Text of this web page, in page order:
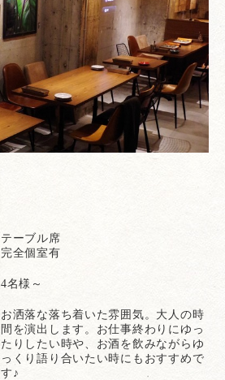
テーブル席
完全個室有
4名様～
お洒落な落ち着いた雰囲気。大人の時
間を演出します。お仕事終わりにゆっ
たりしたい時や、お酒を飲みながらゆ
っくり語り合いたい時にもおすすめで
す♪